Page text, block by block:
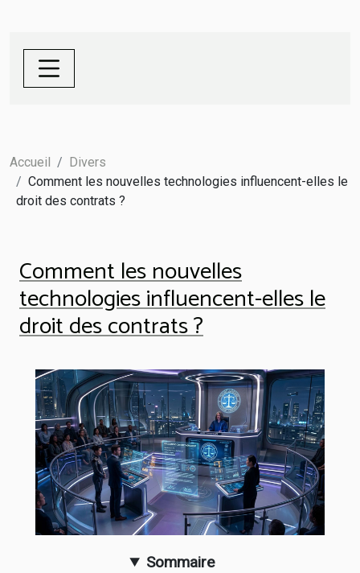
Accueil
Divers
Comment les nouvelles technologies influencent-elles le
droit des contrats ?
Comment les nouvelles
technologies influencent-elles le
droit des contrats ?
Sommaire